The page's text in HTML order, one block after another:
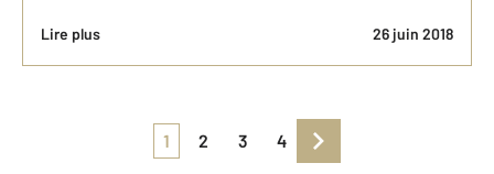
Lire plus 26 juin 2018
1 2 3 4